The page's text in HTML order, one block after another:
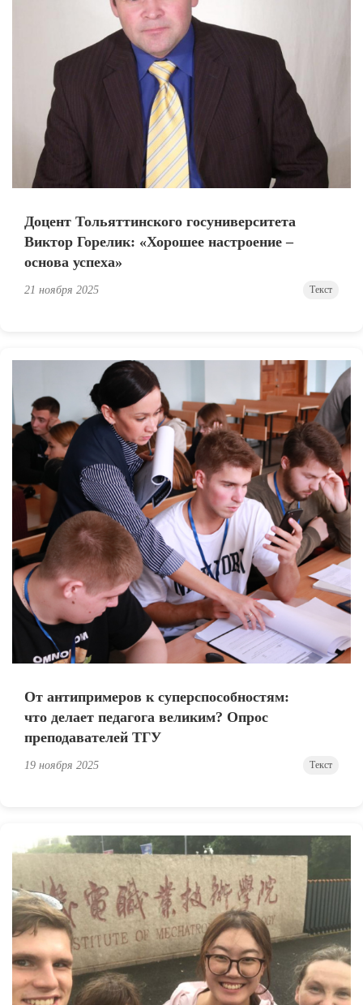
Доцент Тольяттинского госуниверситета
Виктор Горелик: «Хорошее настроение –
основа успеха»
21 ноября 2025 Текст
От антипримеров к суперспособностям:
что делает педагога великим? Опрос
преподавателей ТГУ
19 ноября 2025 Текст